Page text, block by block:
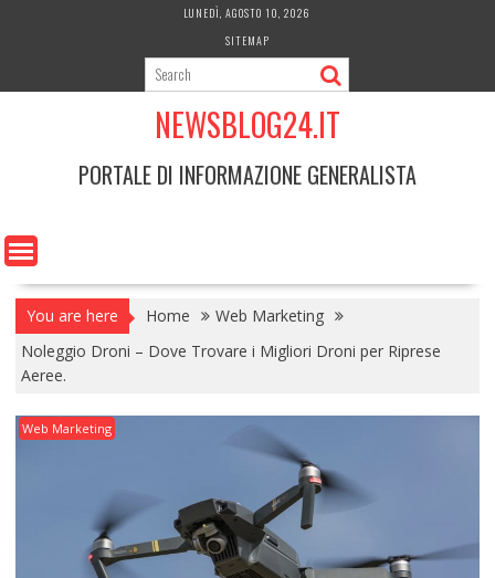
LUNEDÌ, AGOSTO 10, 2026
SITEMAP
NEWSBLOG24.IT
PORTALE DI INFORMAZIONE GENERALISTA
You are here Home
Web Marketing
Noleggio Droni – Dove Trovare i Migliori Droni per Riprese
Aeree.
Web Marketing